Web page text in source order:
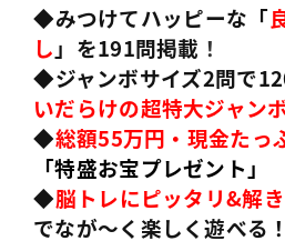
◆みつけてハッピーな「
し 」を191問掲載 ！
◆ジャンボサイズ2問で
いだらけの超特大ジャン
◆総額55万円 ・現金たっ
「特盛お宝プレゼント」
◆脳トレにピッタリ&解
でなが〜く楽しく遊べる！